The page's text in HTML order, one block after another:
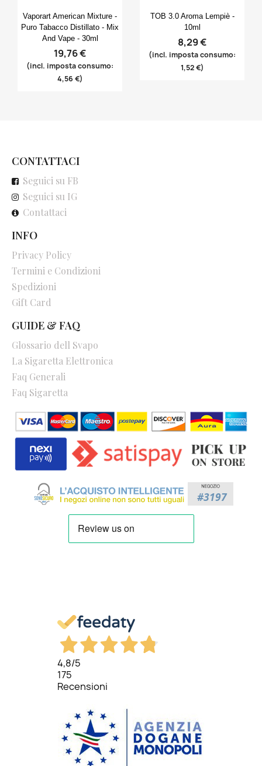
 Anteprima
Vaporart American Mixture -
Puro Tabacco Distillato - Mix
And Vape - 30ml
19,76 €
(incl. imposta consumo:
4,56 €)
Anteprima
TOB 3.0 Aroma Lempiè -
10ml
8,29 €
(incl. imposta consumo:
1,52 €)
CONTATTACI
Seguici su FB
Seguici su IG
Contattaci
INFO
Privacy Policy
Termini e Condizioni
Spedizioni
Gift Card
GUIDE & FAQ
Glossario dell Svapo
La Sigaretta Elettronica
Faq Generali
Faq Sigaretta
4,8/5
175
Recensioni